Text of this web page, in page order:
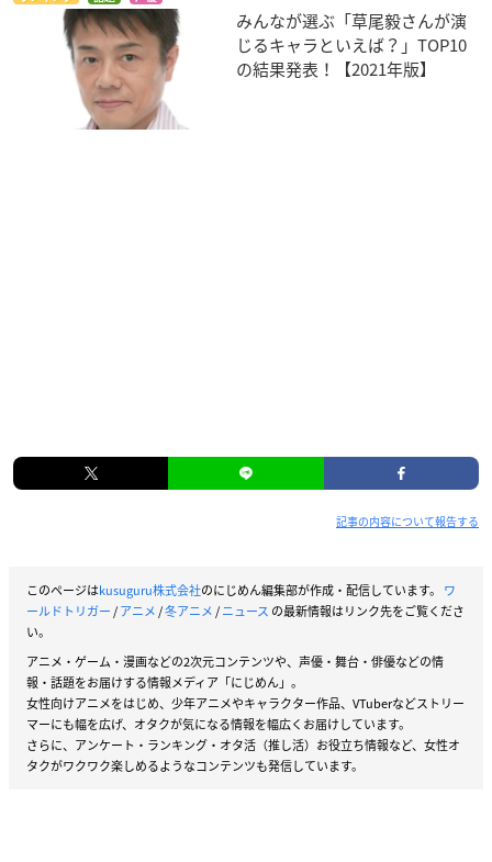
みんなが選ぶ「草尾毅さんが演
じるキャラといえば？」TOP10
の結果発表！【2021年版】
記事の内容について報告する
このページはkusuguru株式会社のにじめん編集部が作成・配信しています。 ワ
ールドトリガー/アニメ/冬アニメ/ニュース の最新情報はリンク先をご覧くださ
い。
アニメ・ゲーム・漫画などの2次元コンテンツや、声優・舞台・俳優などの情
報・話題をお届けする情報メディア「にじめん」。
女性向けアニメをはじめ、少年アニメやキャラクター作品、VTuberなどストリー
マーにも幅を広げ、オタクが気になる情報を幅広くお届けしています。
さらに、アンケート・ランキング・オタ活（推し活）お役立ち情報など、女性オ
タクがワクワク楽しめるようなコンテンツも発信しています。